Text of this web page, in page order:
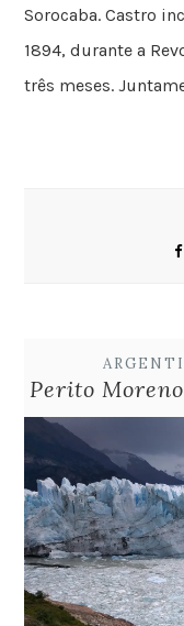
Sorocaba. Castro
1894, durante a
três meses.
Perito